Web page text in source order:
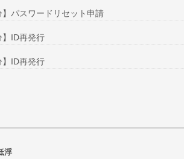
パスワードリセット申請
ID再発行
ID再発行
浮